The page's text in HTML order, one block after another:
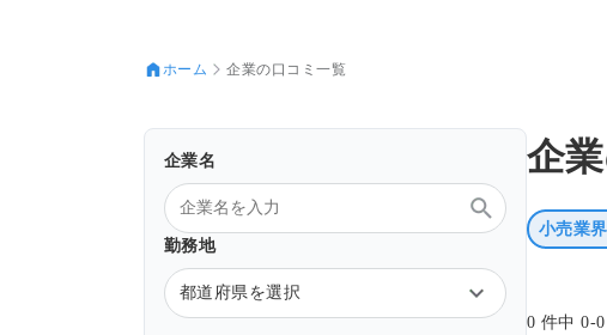
ホーム 企業の口コミ一覧
企
小売業界
0 件中 0-0
企業名
勤務地
都道府県を選択